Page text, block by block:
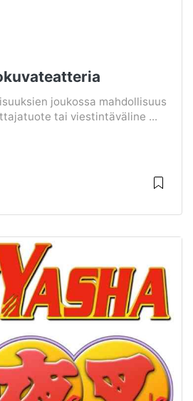
joukossa mahdollisuus
tai viestintäväline ...